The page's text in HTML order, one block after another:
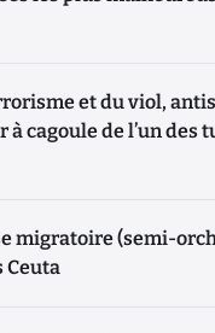
et du viol,
cagoule de l’un des
migratoire (semi-
Ceuta